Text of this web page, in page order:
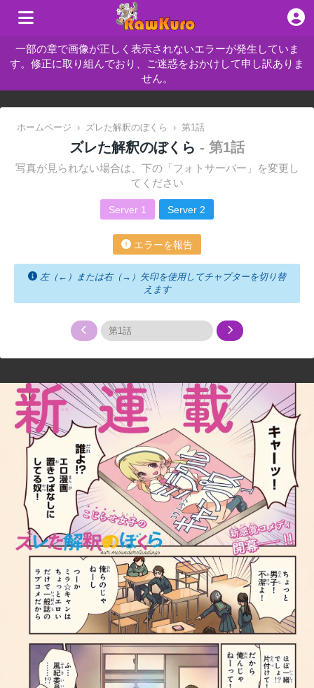
一部の章で画像が正しく表示されないエラーが発生していま
す。修正に取り組んでおり、ご迷惑をおかけして申し訳ありま
せん。
ホームページ › ズレた解釈のぼくら › 第1話
ズレた解釈のぼくら - 第1話
写真が見られない場合は、下の「フォトサーバー」を変更し
てください
Server 1 Server 2
エラーを報告
左（←）または右（→）矢印を使用してチャプターを切り替
えます